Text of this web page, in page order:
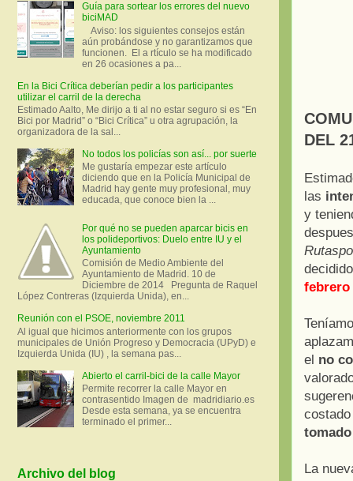
DEL
las
y
febrero
el no
La
Guía para sortear los errores del nuevo
biciMAD
Aviso: los siguientes consejos están
aún probándose y no garantizamos que
funcionen. El a rtículo se ha modificado
en 26 ocasiones a pa...
En la Bici Crítica deberían pedir a los participantes
utilizar el carril de la derecha
Estimado Aalto, Me dirijo a ti al no estar seguro si es “En
Bici por Madrid” o “Bici Crítica” u otra agrupación, la
organizadora de la sal...
No todos los policías son así... por suerte
Me gustaría empezar este artículo
diciendo que en la Policía Municipal de
Madrid hay gente muy profesional, muy
educada, que conoce bien la ...
Por qué no se pueden aparcar bicis en
los polideportivos: Duelo entre IU y el
Ayuntamiento
Comisión de Medio Ambiente del
Ayuntamiento de Madrid. 10 de
Diciembre de 2014 Pregunta de Raquel
López Contreras (Izquierda Unida), en...
Reunión con el PSOE, noviembre 2011
Al igual que hicimos anteriormente con los grupos
municipales de Unión Progreso y Democracia (UPyD) e
Izquierda Unida (IU) , la semana pas...
Abierto el carril-bici de la calle Mayor
Permite recorrer la calle Mayor en
contrasentido Imagen de madridiario.es
Desde esta semana, ya se encuentra
terminado el primer...
Archivo del blog